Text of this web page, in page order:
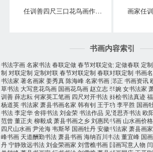
任训善四尺三口花鸟画作品《事事大吉》
书画内容索引
书法字画名家书法春联定做春节对联定做 定做春联 定
制 对联定制 定制对联春节对联定制 春联对联定制 书画
书法家 著名画家 姜秀真陈海峰名家书画郑正 书画资讯
草书法 大写意花鸟画 国画花鸟画 赵立志李婉 女书法家
训善薛志耘何家英工笔画 四尺对开书法秦桧书法真迹
杨道英书法家 萧县书画名家 韩有钊 王于功 李平胜 国画
书法李定华舍得书法刘金荣书法作品 见贤思齐书法欧
范曾 董正夫 柳毅成萧县书画之乡刘惠民书画 山水画价格
四尺山水画尹沧海韦斯琴 国画牡丹安徽书法家 萧县画家
峰书画 天道酬勤书法萧县书画海纳百川书法董宜峰 国
丹宁静致远书法刘金荣画家 刘雪樵书画 国画写意人物